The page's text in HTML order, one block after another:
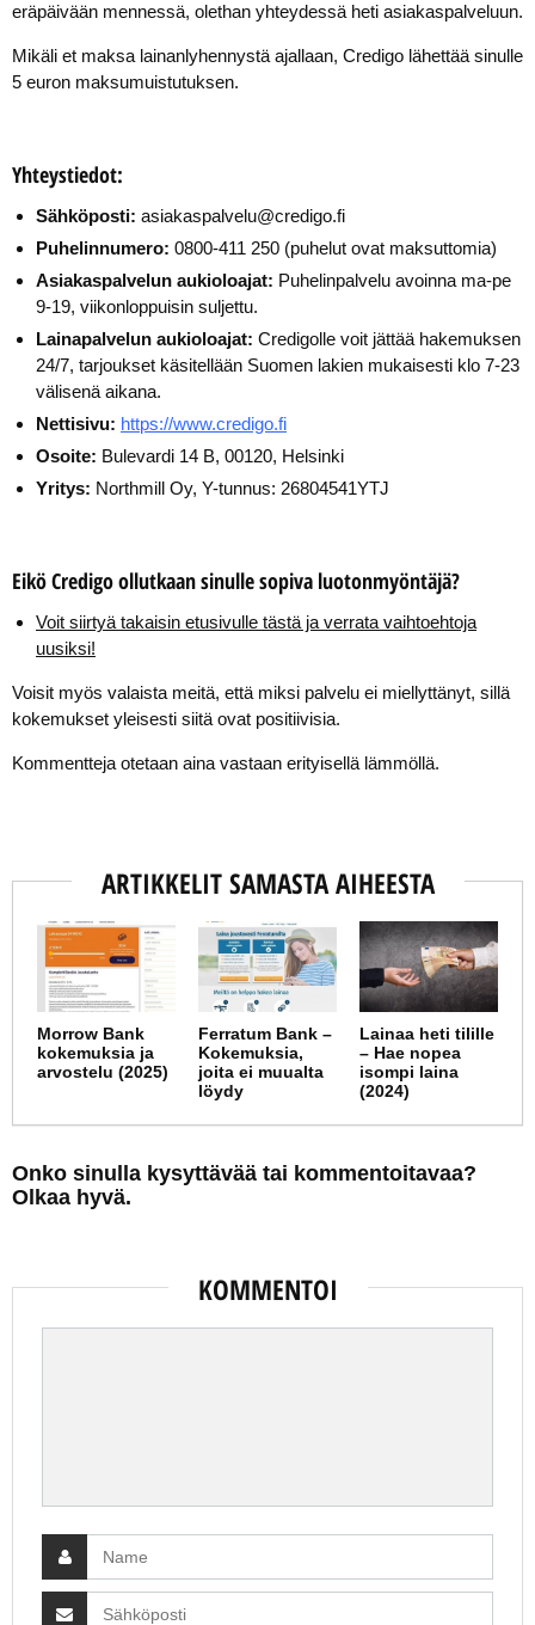
eräpäivään mennessä, olethan yhteydessä heti asiakaspalveluun.
Mikäli et maksa lainanlyhennystä ajallaan, Credigo lähettää sinulle
5 euron maksumuistutuksen.
Yhteystiedot:
Sähköposti: asiakaspalvelu@credigo.fi
Puhelinnumero: 0800-411 250 (puhelut ovat maksuttomia)
Asiakaspalvelun aukioloajat: Puhelinpalvelu avoinna ma-pe
9-19, viikonloppuisin suljettu.
Lainapalvelun aukioloajat: Credigolle voit jättää hakemuksen
24/7, tarjoukset käsitellään Suomen lakien mukaisesti klo 7-23
välisenä aikana.
Nettisivu: https://www.credigo.fi
Osoite: Bulevardi 14 B, 00120, Helsinki
Yritys: Northmill Oy, Y-tunnus: 26804541YTJ
Eikö Credigo ollutkaan sinulle sopiva luotonmyöntäjä?
Voit siirtyä takaisin etusivulle tästä ja verrata vaihtoehtoja
uusiksi!
Voisit myös valaista meitä, että miksi palvelu ei miellyttänyt, sillä
kokemukset yleisesti siitä ovat positiivisia.
Kommentteja otetaan aina vastaan erityisellä lämmöllä.
ARTIKKELIT SAMASTA AIHEESTA
Morrow Bank
kokemuksia ja
arvostelu (2025)
Ferratum Bank –
Kokemuksia,
joita ei muualta
löydy
Lainaa heti tilille
– Hae nopea
isompi laina
(2024)
Onko sinulla kysyttävää tai kommentoitavaa?
Olkaa hyvä.
KOMMENTOI